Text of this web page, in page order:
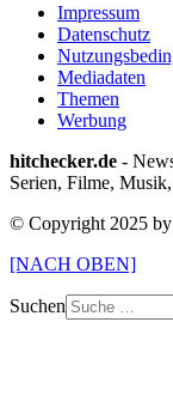
Impressum
Datenschutz
Mediadaten
Themen
Werbung
hitchecker.de -
Serien, Filme,
© Copyright 2025 by
[NACH OBEN]
Suchen